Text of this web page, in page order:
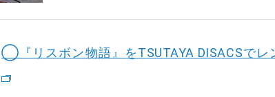
◯『リスボン物語』をTSUTAYA DISACSでレ